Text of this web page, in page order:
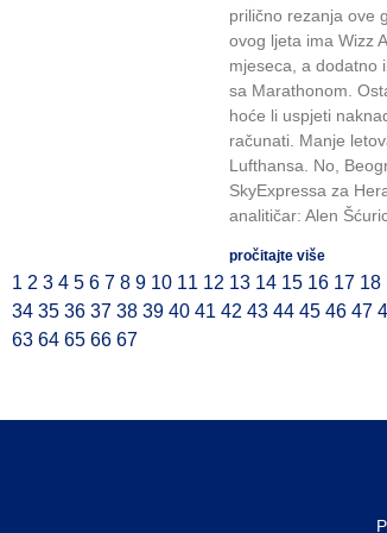
prilično rezanja ove
ovog ljeta ima Wizz
mjeseca, a dodatno
sa Marathonom.
hoće li uspjeti
računati. Manje
Lufthansa. No,
SkyExpressa za
analitičar: Alen
pročitajte više
1 2 3 4 5 6 7 8 9 10 11 12 13 14 15 16 17 18
34 35 36 37 38 39 40 41 42 43 44 45 46 47
63 64 65 66 67